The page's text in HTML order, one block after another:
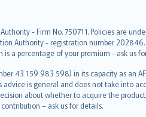
- Firm No. 750711. Policies are
Authority - registration number
a percentage of your premium - ask us
43 159 983 598) in its capacity as an
is general and does not take into
about whether to acquire the
– ask us for details.